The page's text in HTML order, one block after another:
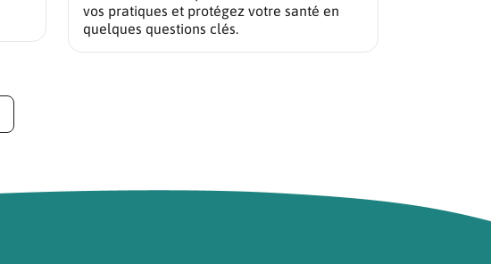
vos pratiques et protégez votre santé en
quelques questions clés.